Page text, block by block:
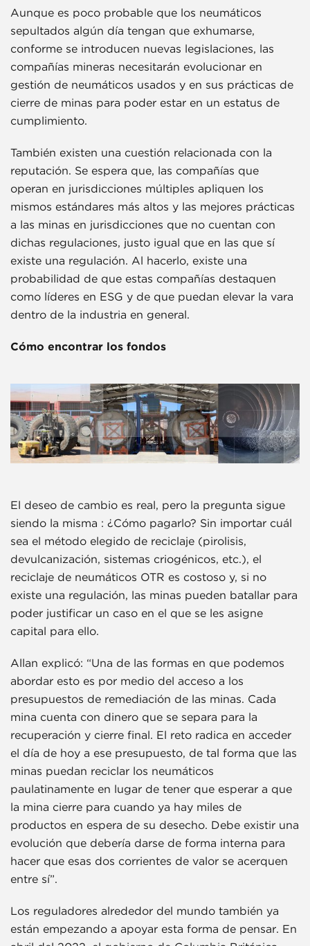
Aunque es poco probable que los neumáticos
sepultados algún día tengan que exhumarse,
conforme se introducen nuevas legislaciones, las
compañías mineras necesitarán evolucionar en
gestión de neumáticos usados y en sus prácticas de
cierre de minas para poder estar en un estatus de
cumplimiento.
También existen una cuestión relacionada con la
reputación. Se espera que, las compañías que
operan en jurisdicciones múltiples apliquen los
mismos estándares más altos y las mejores prácticas
a las minas en jurisdicciones que no cuentan con
dichas regulaciones, justo igual que en las que sí
existe una regulación. Al hacerlo, existe una
probabilidad de que estas compañías destaquen
como líderes en ESG y de que puedan elevar la vara
dentro de la industria en general.
Cómo encontrar los fondos
El deseo de cambio es real, pero la pregunta sigue
siendo la misma : ¿Cómo pagarlo? Sin importar cuál
sea el método elegido de reciclaje (pirolisis,
devulcanización, sistemas criogénicos, etc.), el
reciclaje de neumáticos OTR es costoso y, si no
existe una regulación, las minas pueden batallar para
poder justificar un caso en el que se les asigne
capital para ello.
Allan explicó: “Una de las formas en que podemos
abordar esto es por medio del acceso a los
presupuestos de remediación de las minas. Cada
mina cuenta con dinero que se separa para la
recuperación y cierre final. El reto radica en acceder
el día de hoy a ese presupuesto, de tal forma que las
minas puedan reciclar los neumáticos
paulatinamente en lugar de tener que esperar a que
la mina cierre para cuando ya hay miles de
productos en espera de su desecho. Debe existir una
evolución que debería darse de forma interna para
hacer que esas dos corrientes de valor se acerquen
entre sí”.
Los reguladores alrededor del mundo también ya
están empezando a apoyar esta forma de pensar. En